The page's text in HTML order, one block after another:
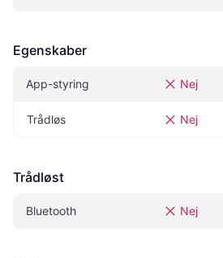
Egenskaber
App-styring Nej
Trådløs Nej
Trådløst
Bluetooth Nej